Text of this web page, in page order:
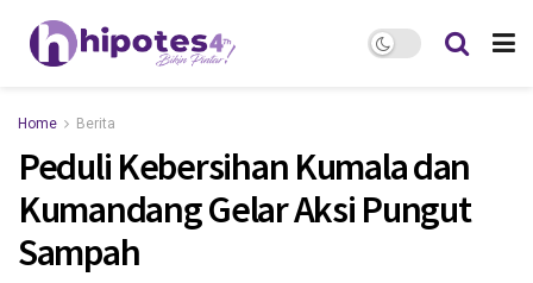
Home Berita
Peduli Kebersihan Kumala dan
Kumandang Gelar Aksi Pungut
Sampah